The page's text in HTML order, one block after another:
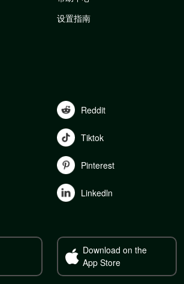
设置指南
Reddit
Tiktok
Pinterest
Linkedln
Download on the
App Store